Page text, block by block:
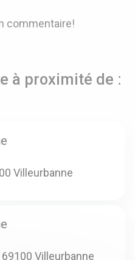
commentaire!
à proximité de :
Villeurbanne
Villeurbanne